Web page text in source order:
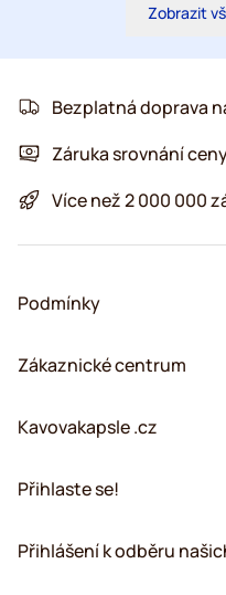
Zobrazit
Bezplatná doprava
Záruka srovnání
Více než 2 000 000
Podmínky
Zákaznické centrum
Kavovakapsle .cz
Přihlaste se!
Přihlášení k odběru